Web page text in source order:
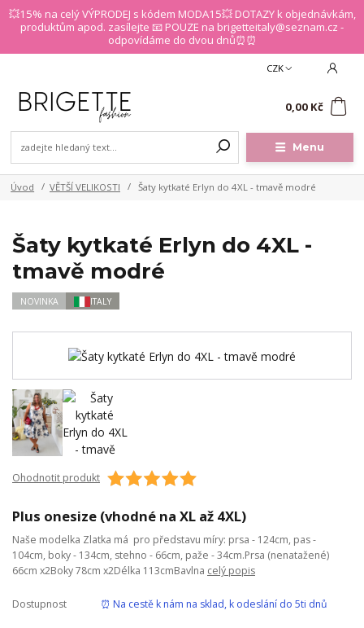
💥15% na celý VÝPRODEJ s kódem MODA15💥 DOTAZY k objednávkám,
produktům apod. zasílejte 📧 POUZE na brigetteitaly@seznam.cz -
odpovídáme do dvou dnů⏰⏰
Menu
CZK
0,00 Kč
Úvod VĚTŠÍ VELIKOSTI Šaty kytkaté Erlyn do 4XL - tmavě modré
Šaty kytkaté Erlyn do 4XL -
tmavě modré
NOVINKA ITALY
Ohodnotit produkt
Plus onesize (vhodné na XL až 4XL)
Naše modelka Zlatka má pro představu míry: prsa - 124cm, pas -
104cm, boky - 134cm, stehno - 66cm, paže - 34cm.Prsa (nenatažené)
66cm x2Boky 78cm x2Délka 113cmBavlna celý popis
Dostupnost ⏰ Na cestě k nám na sklad, k odeslání do 5ti dnů